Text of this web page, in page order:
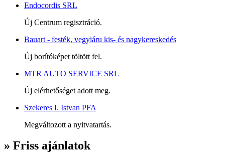
Endocordis SRL
Új Centrum regisztráció.
Bauart - festék, vegyiáru kis- és nagykereskedés
Új borítóképet töltött fel.
MTR AUTO SERVICE SRL
Új elérhetőséget adott meg.
Szekeres I. Istvan PFA
Megváltozott a nyitvatartás.
» Friss ajánlatok